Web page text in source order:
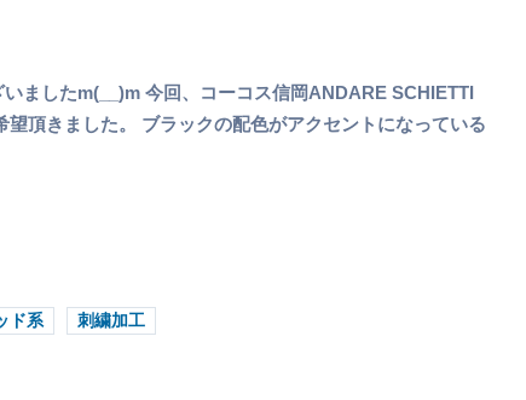
ましたm(__)m 今回、コーコス信岡ANDARE SCHIETTI
頂きました。 ブラックの配色がアクセントになっている
ド系 刺繍加工